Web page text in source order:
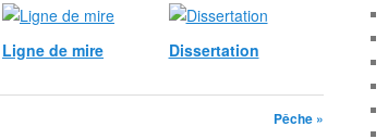
Ligne de mire Dissertation
Pêche »